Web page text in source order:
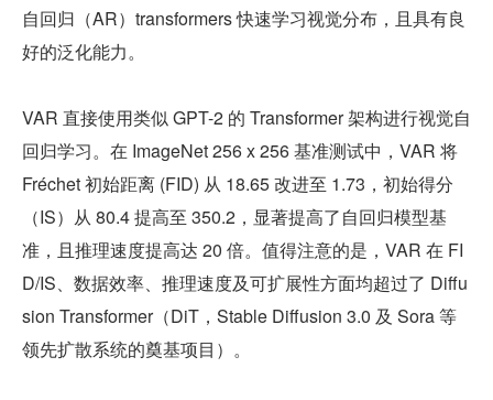
自回归（AR）transformers 快速学习视觉分布，且具有良
好的泛化能力。
VAR 直接使用类似 GPT-2 的 Transformer 架构进行视觉自
回归学习。在 ImageNet 256 x 256 基准测试中，VAR 将
Fréchet 初始距离 (FID) 从 18.65 改进至 1.73，初始得分
（IS）从 80.4 提高至 350.2，显著提高了自回归模型基
准，且推理速度提高达 20 倍。值得注意的是，VAR 在 FI
D/IS、数据效率、推理速度及可扩展性方面均超过了 Diffu
sion Transformer（DiT，Stable Diffusion 3.0 及 Sora 等
领先扩散系统的奠基项目）。